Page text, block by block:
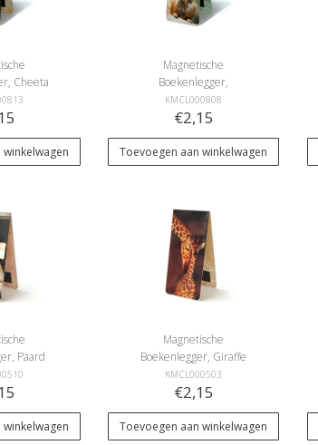
Cheeta
Magnetische
Boekenlegger,
Stokstaartje
KMCL000808
€2,15
Toevoegen aan winkelwagen
Paard
Magnetische
Boekenlegger, Giraffe
KMCL000503
€2,15
Toevoegen aan winkelwagen